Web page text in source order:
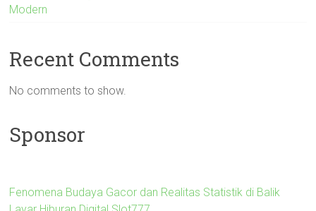
Modern
Recent Comments
No comments to show.
Sponsor
Fenomena Budaya Gacor dan Realitas Statistik di Balik